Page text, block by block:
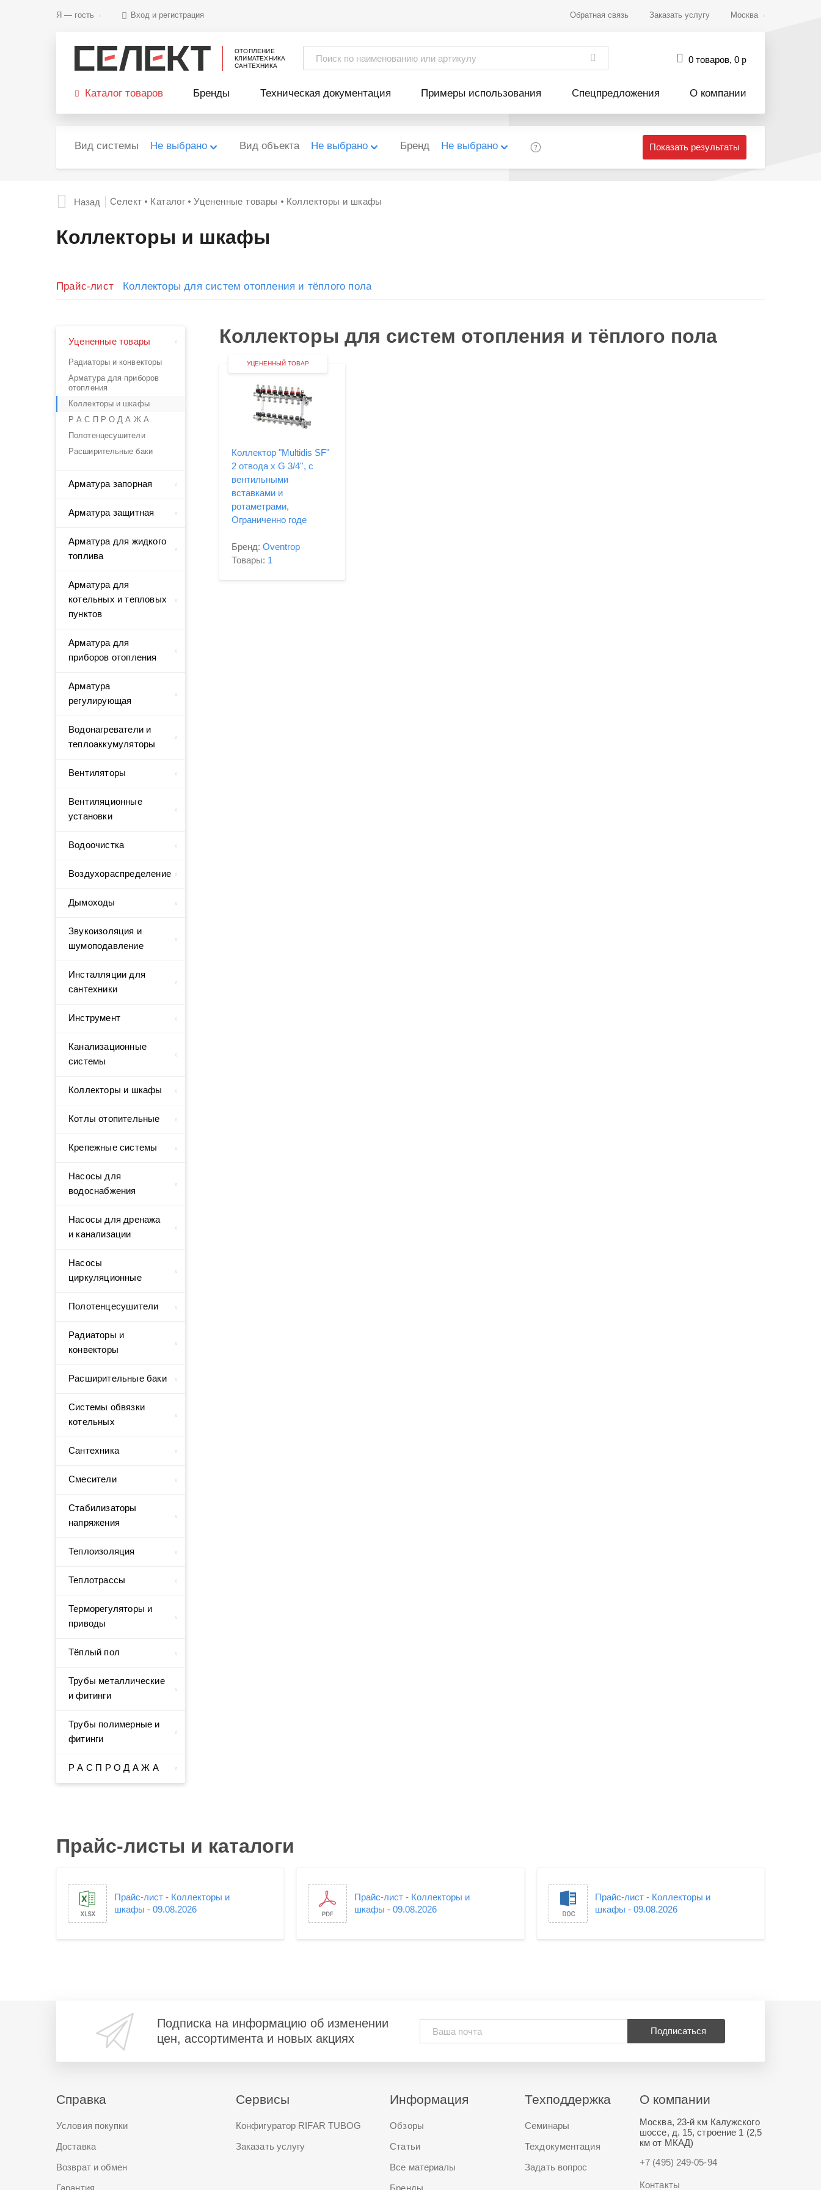
Я — гость Вход и регистрация Обратная связь Заказать услугу Москва
ОТОПЛЕНИЕ
КЛИМАТЕХНИКА
САНТЕХНИКА
0 товаров, 0 р
Каталог товаров Бренды Техническая документация Примеры использования Спецпредложения О компании
Вид системы Не выбрано Вид объекта Не выбрано Бренд Не выбрано Показать результаты
Назад Селект Каталог Уцененные товары Коллекторы и шкафы
Коллекторы и шкафы
Прайс-лист Коллекторы для систем отопления и тёплого пола
Уцененные товары
Радиаторы и конвекторы
Арматура для приборов
отопления
Коллекторы и шкафы
Р А С П Р О Д А Ж А
Полотенцесушители
Расширительные баки
Арматура запорная
Арматура защитная
Арматура для жидкого
топлива
Арматура для
котельных и тепловых
пунктов
Арматура для
приборов отопления
Арматура
регулирующая
Водонагреватели и
теплоаккумуляторы
Вентиляторы
Вентиляционные
установки
Водоочистка
Воздухораспределение
Дымоходы
Звукоизоляция и
шумоподавление
Инсталляции для
сантехники
Инструмент
Канализационные
системы
Коллекторы и шкафы
Котлы отопительные
Крепежные системы
Насосы для
водоснабжения
Насосы для дренажа
и канализации
Насосы
циркуляционные
Полотенцесушители
Радиаторы и
конвекторы
Расширительные баки
Системы обвязки
котельных
Сантехника
Смесители
Стабилизаторы
напряжения
Теплоизоляция
Теплотрассы
Терморегуляторы и
приводы
Тёплый пол
Трубы металлические
и фитинги
Трубы полимерные и
фитинги
Р А С П Р О Д А Ж А
Коллекторы для систем отопления и тёплого пола
УЦЕНЕННЫЙ ТОВАР
Коллектор "Multidis SF"
2 отвода x G 3/4'', с
вентильными
вставками и
ротаметрами,
Ограниченно годе
Бренд: Oventrop
Товары: 1
Прайс-листы и каталоги
Прайс-лист - Коллекторы и
шкафы - 09.08.2026
Прайс-лист - Коллекторы и
шкафы - 09.08.2026
Прайс-лист - Коллекторы и
шкафы - 09.08.2026
Подписка на информацию об изменении
цен, ассортимента и новых акциях
Подписаться
Справка
Условия покупки
Доставка
Возврат и обмен
Гарантия
Сервисы
Конфигуратор RIFAR TUBOG
Заказать услугу
Информация
Обзоры
Статьи
Все материалы
Бренды
Техподдержка
Семинары
Техдокументация
Задать вопрос
О компании
Москва, 23-й км Калужского
шоссе, д. 15, строение 1 (2,5
км от МКАД)
+7 (495) 249-05-94
Контакты